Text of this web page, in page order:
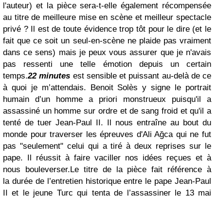
l'auteur) et la pièce sera-t-elle également récompensée
au titre de meilleure mise en scène et meilleur spectacle
privé ? Il est de toute évidence trop tôt pour le dire (et le
fait que ce soit un seul-en-scène ne plaide pas vraiment
dans ce sens) mais je peux vous assurer que je n'avais
pas ressenti une telle émotion depuis un certain
temps.22 minutes est sensible et puissant au-delà de ce
à quoi je m’attendais. Benoit Solès y signe le portrait
humain d’un homme a priori monstrueux puisqu'il a
assassiné un homme sur ordre et de sang froid et qu'il a
tenté de tuer Jean-Paul II. Il nous entraîne au bout du
monde pour traverser les épreuves d'Ali Ağcaqui ne fut
pas "seulement" celui qui a tiré à deux reprises sur le
pape. Il réussit à faire vaciller nos idées reçues et à
nous bouleverser.Le titre de la pièce fait référence à
la durée de l’entretien historique entre le pape Jean-Paul
II et le jeune Turc qui tenta de l’assassiner le 13 mai